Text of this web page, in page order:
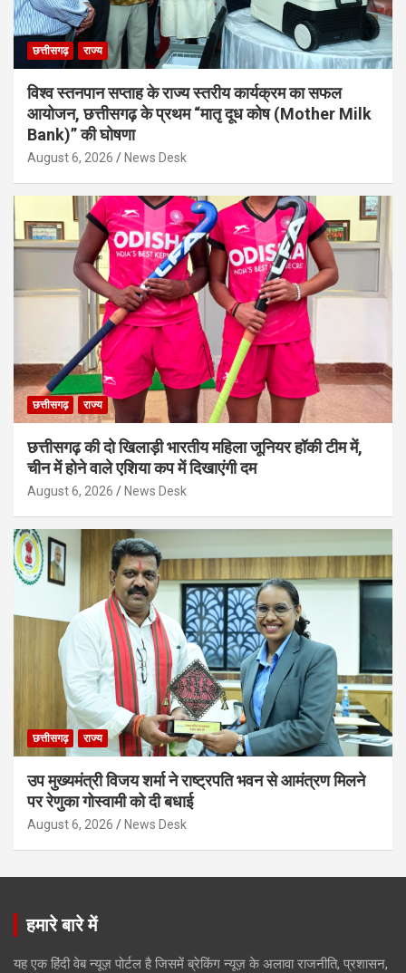
छत्तीसगढ़ राज्य
विश्व स्तनपान सप्ताह के राज्य स्तरीय कार्यक्रम का सफल
आयोजन, छत्तीसगढ़ के प्रथम “मातृ दूध कोष (Mother Milk
Bank)” की घोषणा
August 6, 2026 News Desk
छत्तीसगढ़ राज्य
छत्तीसगढ़ की दो खिलाड़ी भारतीय महिला जूनियर हॉकी टीम में,
चीन में होने वाले एशिया कप में दिखाएंगी दम
August 6, 2026 News Desk
छत्तीसगढ़ राज्य
उप मुख्यमंत्री विजय शर्मा ने राष्ट्रपति भवन से आमंत्रण मिलने
पर रेणुका गोस्वामी को दी बधाई
August 6, 2026 News Desk
हमारे बारे में
यह एक हिंदी वेब न्यूज़ पोर्टल है जिसमें ब्रेकिंग न्यूज़ के अलावा राजनीति, प्रशासन,